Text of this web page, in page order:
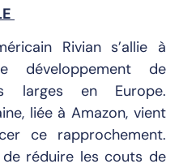
Rivian s’allie à
développement de
larges en Europe.
liée à Amazon, vient
ce rapprochement.
réduire les couts de